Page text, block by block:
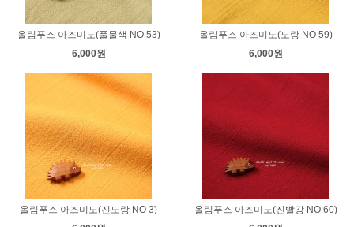
올림푸스 아즈미노(풀물색 NO 53)
6,000원
올림푸스 아즈미노(노랑 NO 59)
6,000원
올림푸스 아즈미노(진노랑 NO 3)
올림푸스 아즈미노(진빨강 NO 60)